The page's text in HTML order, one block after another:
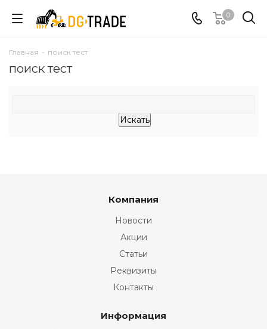
0
Главная - поиск тест
поиск тест
Компания
Новости
Акции
Статьи
Реквизиты
Контакты
Информация